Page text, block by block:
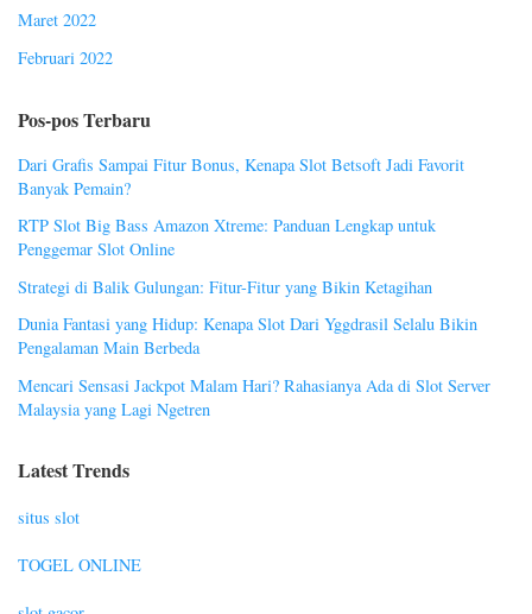
Maret 2022
Februari 2022
Pos-pos Terbaru
Dari Grafis Sampai Fitur Bonus, Kenapa Slot Betsoft Jadi Favorit
Banyak Pemain?
RTP Slot Big Bass Amazon Xtreme: Panduan Lengkap untuk
Penggemar Slot Online
Strategi di Balik Gulungan: Fitur-Fitur yang Bikin Ketagihan
Dunia Fantasi yang Hidup: Kenapa Slot Dari Yggdrasil Selalu Bikin
Pengalaman Main Berbeda
Mencari Sensasi Jackpot Malam Hari? Rahasianya Ada di Slot Server
Malaysia yang Lagi Ngetren
Latest Trends
situs slot
TOGEL ONLINE